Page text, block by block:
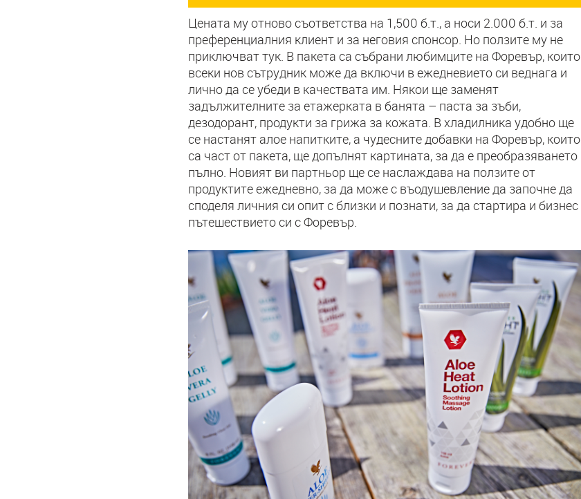
Цената му отново съответства на 1,500 б.т., а носи 2.000 б.т. и за
преференциалния клиент и за неговия спонсор. Но ползите му не
приключват тук. В пакета са събрани любимците на Форевър, които
всеки нов сътрудник може да включи в ежедневието си веднага и
лично да се убеди в качествата им. Някои ще заменят
задължителните за етажерката в банята – паста за зъби,
дезодорант, продукти за грижа за кожата. В хладилника удобно ще
се настанят алое напитките, а чудесните добавки на Форевър, които
са част от пакета, ще допълнят картината, за да е преобразяването
пълно. Новият ви партньор ще се наслаждава на ползите от
продуктите ежедневно, за да може с въодушевление да започне да
споделя личния си опит с близки и познати, за да стартира и бизнес
пътешествието си с Форевър.